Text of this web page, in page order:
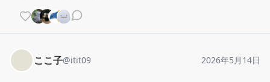
ここ子@itit09 2026年5月14日